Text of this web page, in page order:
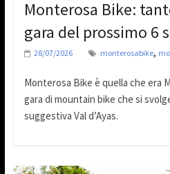
Monterosa Bike:
gara del prossimo 6
28/07/2026 monterosabike,
Monterosa Bike è quella che era
gara di mountain bike che si
suggestiva Val d’Ayas.